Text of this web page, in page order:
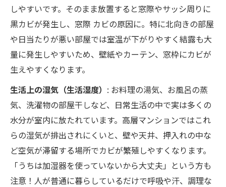
しやすいです。そのまま放置すると窓際やサッシ周りに
黒カビが発生し、窓際 カビの原因に。特に北向きの部屋
や日当たりが悪い部屋では室温が下がりやすく結露も大
量に発生しやすいため、壁紙やカーテン、窓枠にカビが
生えやすくなります。
生活上の湿気（生活湿度） : お料理の湯気、お風呂の蒸
気、洗濯物の部屋干しなど、日常生活の中で実は多くの
水分が室内に放たれています。高層マンションではこれ
らの湿気が排出されにくいと、壁や天井、押入れの中な
ど空気が滞留する場所でカビが繁殖しやすくなります。
「うちは加湿器を使っていないから大丈夫」という方も
注意！人が普通に暮らしているだけで呼吸や汗、調理な